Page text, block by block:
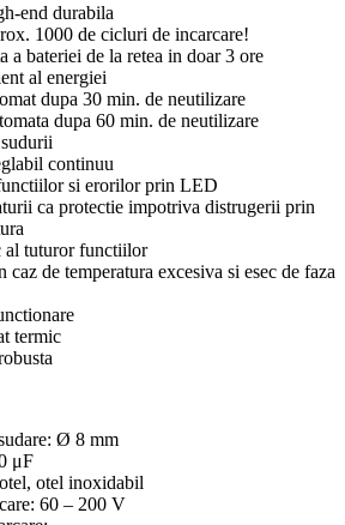
end durabila
1000 de cicluri de incarcare!
a bateriei de la retea in doar 3 ore
al energiei
dupa 30 min. de neutilizare
dupa 60 min. de neutilizare
continuu
si erorilor prin LED
ca protectie impotriva distrugerii prin
al tuturor functiilor
caz de temperatura excesiva si esec de faza
termic
Ø 8 mm
μF
otel inoxidabil
60 – 200 V